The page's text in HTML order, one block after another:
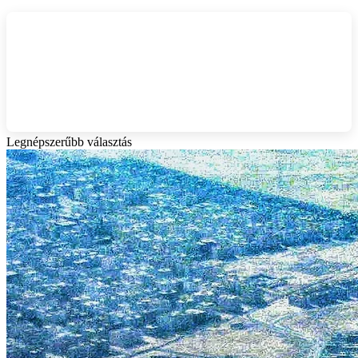
Legnépszerűbb választás